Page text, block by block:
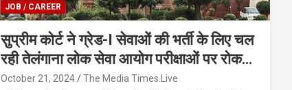
JOB / CAREER
सुप्रीम कोर्ट ने ग्रेड-I सेवाओं की भर्ती के लिए चल
रही तेलंगाना लोक सेवा आयोग परीक्षाओं पर रोक
लगाने से किया इनकार
October 21, 2024 The Media Times.Live